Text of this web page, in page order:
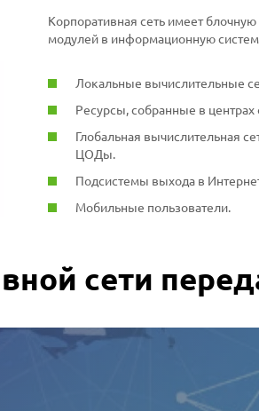
Корпоративная сеть имеет
модулей в информационную
Локальные вычислительные
Ресурсы, собранные в
Глобальная вычислительная
ЦОДы.
Подсистемы выхода в
Мобильные пользователи.
сети